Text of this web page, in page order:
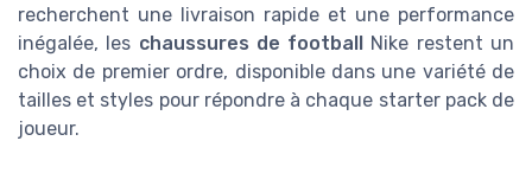
recherchent une livraison rapide et une performance
inégalée, les chaussures de football
Nike restent un
choix de premier ordre, disponible dans une variété de
tailles et styles pour répondre à chaque starter pack de
joueur.